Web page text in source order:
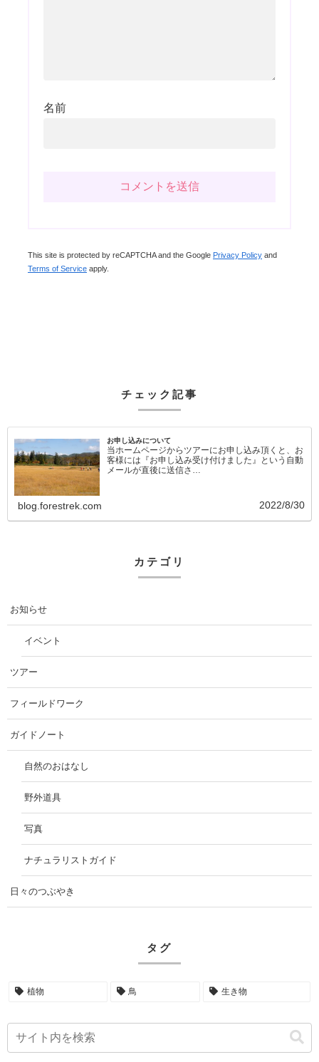
名前
This site is protected by reCAPTCHA and the Google Privacy Policy and
Terms of Service apply.
チェック記事
お申し込みについて
当ホームページからツアーにお申し込み頂くと、お
客様には『お申し込み受け付けました』という自動
メールが直後に送信さ…
blog.forestrek.com 2022/8/30
カテゴリ
お知らせ
イベント
ツアー
フィールドワーク
ガイドノート
自然のおはなし
野外道具
写真
ナチュラリストガイド
日々のつぶやき
タグ
植物 鳥 生き物